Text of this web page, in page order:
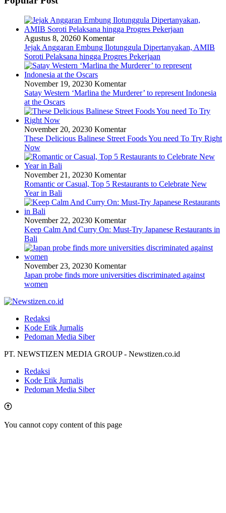
Agustus 8, 20260 Komentar
Jejak Anggaran Embung Ilotunggula Dipertanyakan, AMIB
Soroti Pelaksana hingga Progres Pekerjaan
November 19, 20230 Komentar
Satay Western ‘Marlina the Murderer’ to represent Indonesia
at the Oscars
November 20, 20230 Komentar
These Delicious Balinese Street Foods You need To Try Right
Now
November 21, 20230 Komentar
Romantic or Casual, Top 5 Restaurants to Celebrate New
Year in Bali
November 22, 20230 Komentar
Keep Calm And Curry On: Must-Try Japanese Restaurants in
Bali
November 23, 20230 Komentar
Japan probe finds more universities discriminated against
women
Redaksi
Kode Etik Jurnalis
Pedoman Media Siber
PT. NEWSTIZEN MEDIA GROUP - Newstizen.co.id
Redaksi
Kode Etik Jurnalis
Pedoman Media Siber
You cannot copy content of this page